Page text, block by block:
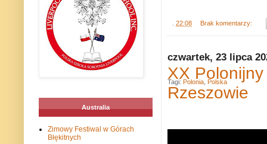
22:08 Brak komentarzy:
czwartek, 23 lipca
XX
Rzeszowie
Tagi: Polonia Polska
Australia
Zimowy Festiwal w Górach
Błękitnych